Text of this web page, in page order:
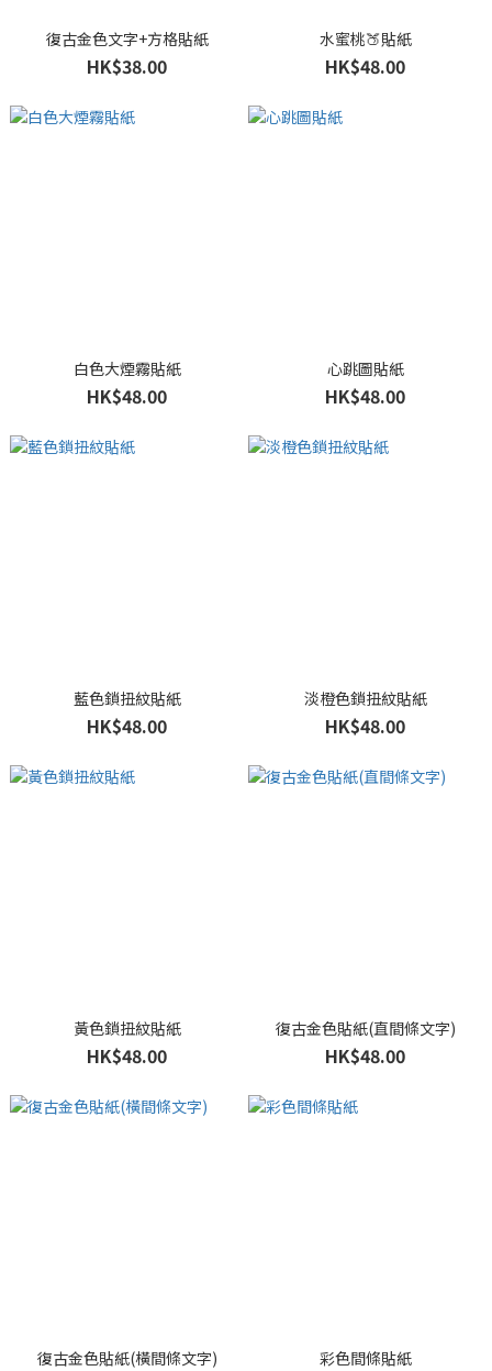
復古金色文字+方格貼紙
HK$38.00
水蜜桃🍑貼紙
HK$48.00
白色大煙霧貼紙
HK$48.00
心跳圖貼紙
HK$48.00
藍色鎖扭紋貼紙
HK$48.00
淡橙色鎖扭紋貼紙
HK$48.00
黃色鎖扭紋貼紙
HK$48.00
復古金色貼紙(直間條文字)
HK$48.00
復古金色貼紙(橫間條文字) 彩色間條貼紙